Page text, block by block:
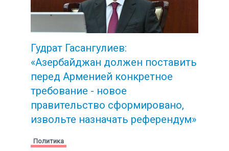
Гудрат Гасангулиев:
«Азербайджан должен поставить
перед Арменией конкретное
требование - новое
правительство сформировано,
извольте назначать референдум»
Политика